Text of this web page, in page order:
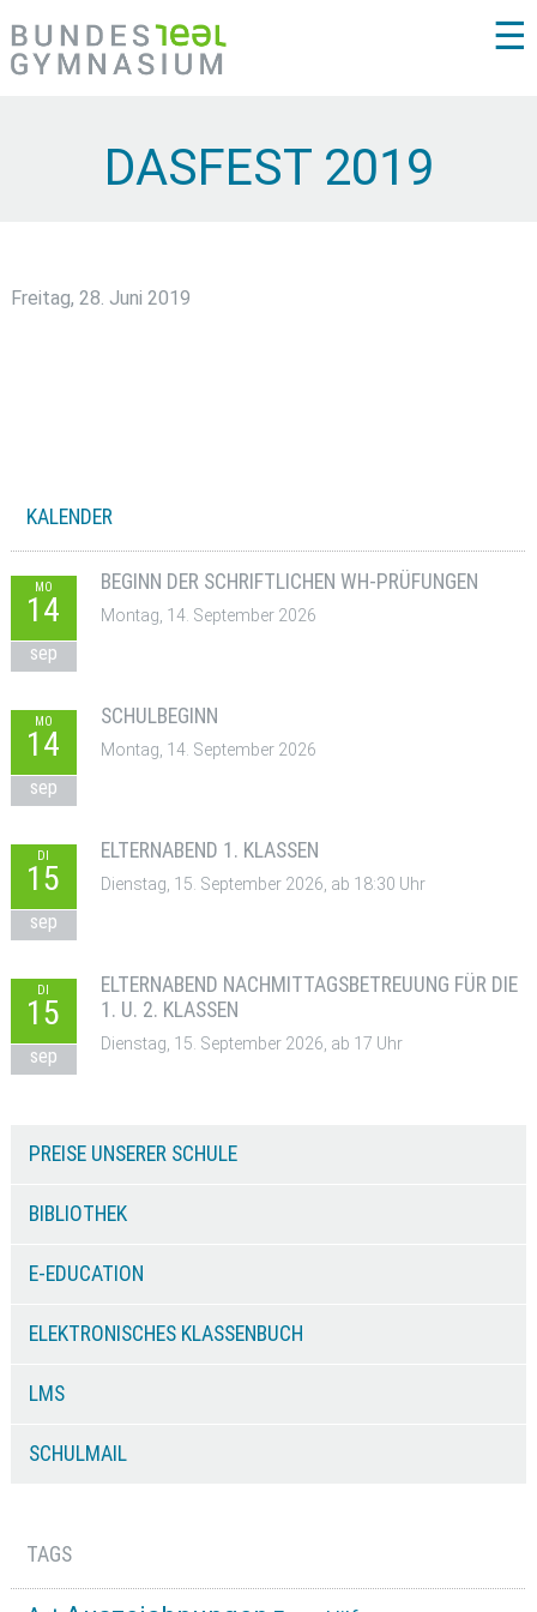
☰
DASFEST 2019
Freitag, 28. Juni 2019
KALENDER
MO
14
sep
BEGINN DER SCHRIFTLICHEN WH-PRÜFUNGEN
Montag, 14. September 2026
MO
14
sep
SCHULBEGINN
Montag, 14. September 2026
DI
15
sep
ELTERNABEND 1. KLASSEN
Dienstag, 15. September 2026, ab 18:30 Uhr
DI
15
sep
ELTERNABEND NACHMITTAGSBETREUUNG FÜR DIE
1. U. 2. KLASSEN
Dienstag, 15. September 2026, ab 17 Uhr
PREISE UNSERER SCHULE
BIBLIOTHEK
E-EDUCATION
ELEKTRONISCHES KLASSENBUCH
LMS
SCHULMAIL
TAGS